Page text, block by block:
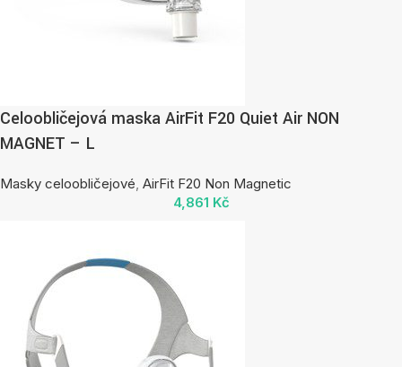
Celoobličejová maska AirFit F20 Quiet Air NON
MAGNET – L
Masky celoobličejové, AirFit F20 Non Magnetic
4,861 Kč